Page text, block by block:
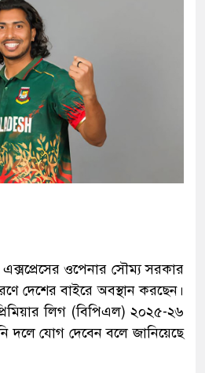
ওপেনার সৌম্য সরকার
দেশের বাইরে অবস্থান করছেন।
লিগ (বিপিএল) ২০২৫-২৬
যোগ দেবেন বলে জানিয়েছে